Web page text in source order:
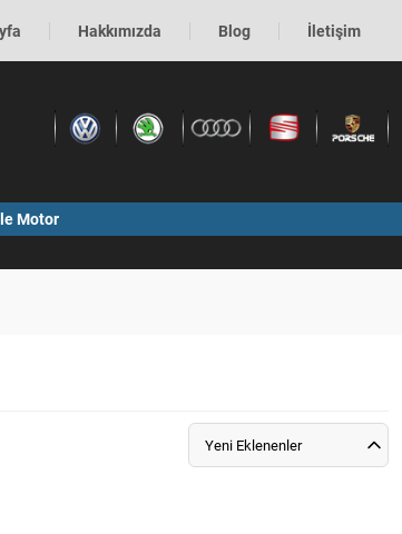
Hakkımızda Blog İletişim
Motor
Yeni Eklenenler